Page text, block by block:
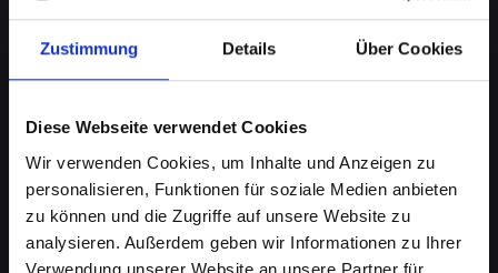
Zustimmung Details Über Cookies
Diese Webseite verwendet Cookies
Wir verwenden Cookies, um Inhalte und Anzeigen zu
personalisieren, Funktionen für soziale Medien anbieten
zu können und die Zugriffe auf unsere Website zu
analysieren. Außerdem geben wir Informationen zu Ihrer
Verwendung unserer Website an unsere Partner für